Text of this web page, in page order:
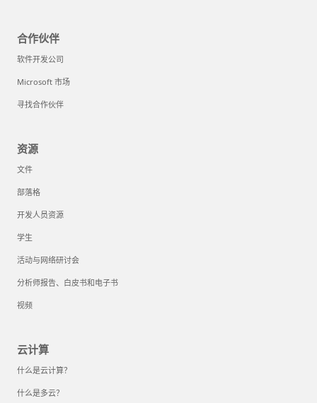
合作伙伴
软件开发公司
Microsoft 市场
寻找合作伙伴
资源
文件
部落格
开发人员资源
学生
活动与网络研讨会
分析师报告、白皮书和电子书
视频
云计算
什么是云计算？
什么是多云？